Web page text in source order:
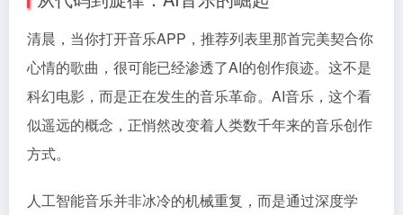
清晨，当你打开音乐APP，推荐列表里那首完美契合你
心情的歌曲，很可能已经渗透了AI的创作痕迹。这不是
科幻电影，而是正在发生的音乐革命。AI音乐，这个看
似遥远的概念，正悄然改变着人类数千年来的音乐创作
方式。
人工智能音乐并非冰冷的机械重复，而是通过深度学